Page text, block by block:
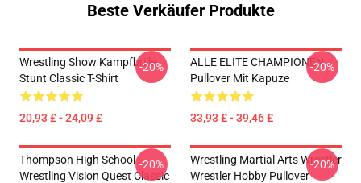
Beste Verkäufer Produkte
Wrestling Show Kampfbrille
Stunt Classic T-Shirt
20,93 £ - 24,09 £
-20%
ALLE ELITE CHAMPIONEN
Pullover Mit Kapuze
33,93 £ - 39,46 £
-20%
Thompson High School
Wrestling Vision Quest Classic
-20%
Wrestling Martial Arts Wrestler
Wrestler Hobby Pullover
-20%